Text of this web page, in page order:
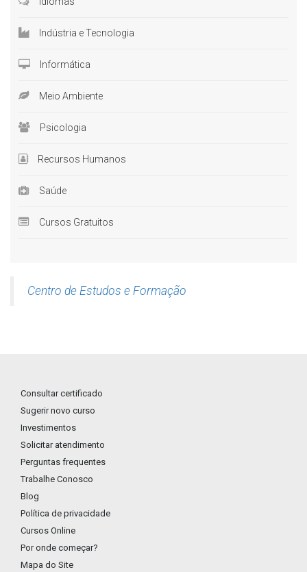
Indústria e Tecnologia
Informática
Meio Ambiente
Psicologia
Recursos Humanos
Saúde
Cursos Gratuitos
Centro de Estudos e Formação
Consultar certificado
Sugerir novo curso
Investimentos
Solicitar atendimento
Perguntas frequentes
Trabalhe Conosco
Blog
Política de privacidade
Cursos Online
Por onde começar?
Mapa do Site